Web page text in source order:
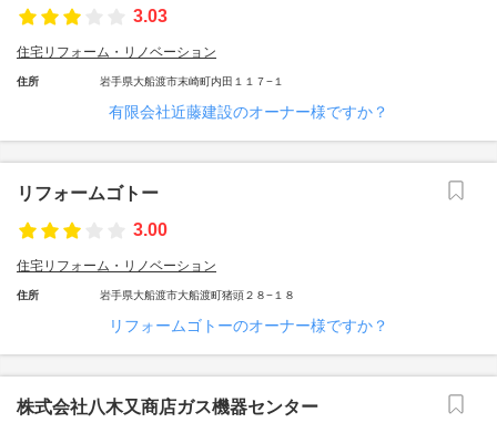
3.03
住宅リフォーム・リノベーション
住所 岩手県大船渡市末崎町内田１１７−１
有限会社近藤建設のオーナー様ですか？
リフォームゴトー
3.00
住宅リフォーム・リノベーション
住所 岩手県大船渡市大船渡町猪頭２８−１８
リフォームゴトーのオーナー様ですか？
株式会社八木又商店ガス機器センター